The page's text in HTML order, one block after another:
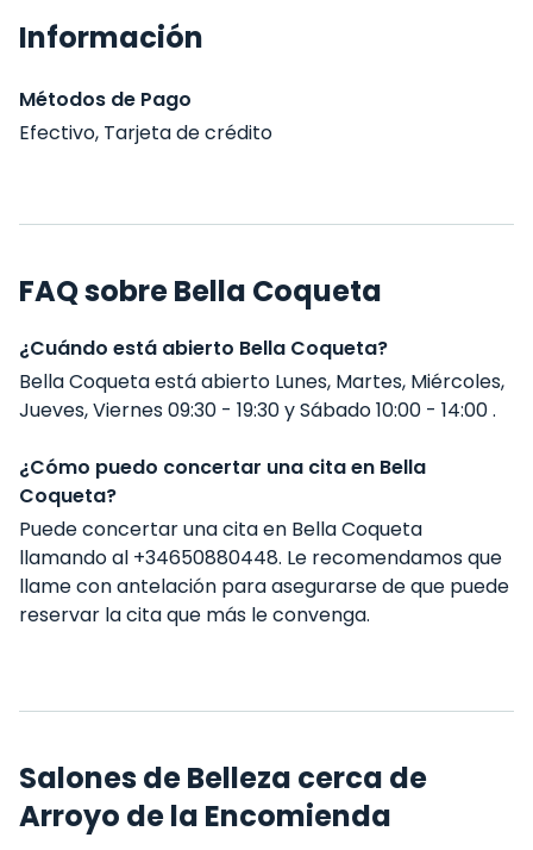
Información
Métodos de Pago
Efectivo, Tarjeta de crédito
FAQ sobre Bella Coqueta
¿Cuándo está abierto Bella Coqueta?
Bella Coqueta está abierto Lunes, Martes, Miércoles,
Jueves, Viernes 09:30 - 19:30 y Sábado 10:00 - 14:00 .
¿Cómo puedo concertar una cita en Bella
Coqueta?
Puede concertar una cita en Bella Coqueta
llamando al +34650880448. Le recomendamos que
llame con antelación para asegurarse de que puede
reservar la cita que más le convenga.
Salones de Belleza cerca de
Arroyo de la Encomienda